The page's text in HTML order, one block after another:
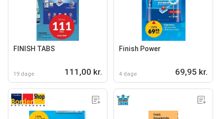
FINISH TABS
19 dage 111,00 kr.
Finish Power
4 dage 69,95 kr.